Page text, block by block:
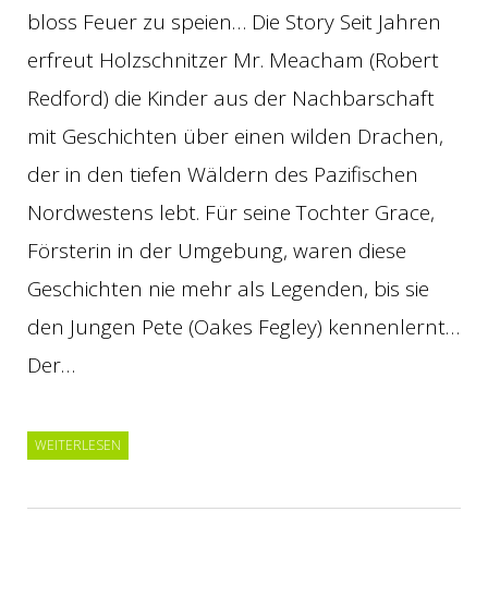
bloss Feuer zu speien… Die Story Seit Jahren
erfreut Holzschnitzer Mr. Meacham (Robert
Redford) die Kinder aus der Nachbarschaft
mit Geschichten über einen wilden Drachen,
der in den tiefen Wäldern des Pazifischen
Nordwestens lebt. Für seine Tochter Grace,
Försterin in der Umgebung, waren diese
Geschichten nie mehr als Legenden, bis sie
den Jungen Pete (Oakes Fegley) kennenlernt…
Der…
WEITERLESEN